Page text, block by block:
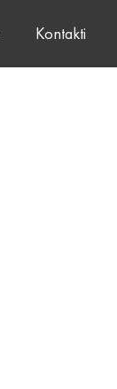
Kontakti